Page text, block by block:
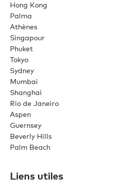
Hong Kong
Palma
Athènes
Singapour
Phuket
Tokyo
Sydney
Mumbai
Shanghai
Rio de Janeiro
Aspen
Guernsey
Beverly Hills
Palm Beach
Liens utiles